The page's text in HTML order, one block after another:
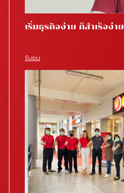
เริ่มธุรกิจง่าย ก็สำเร็จง่าย
รับชม